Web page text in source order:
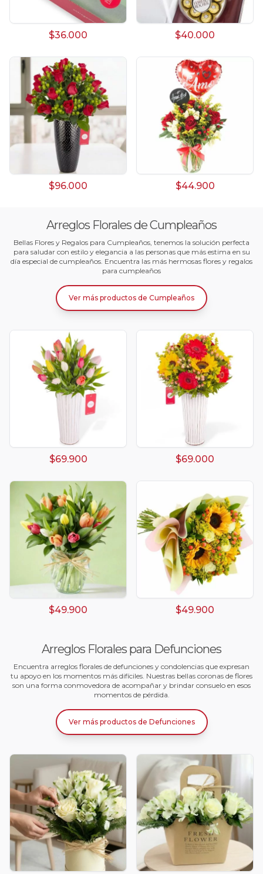
$36.000 $40.000
$96.000 $44.900
Arreglos Florales de Cumpleaños
Bellas Flores y Regalos para Cumpleaños, tenemos la solución perfecta
para saludar con estilo y elegancia a las personas que más estima en su
día especial de cumpleaños. Encuentra las más hermosas flores y regalos
para cumpleaños
Ver más productos de Cumpleaños
$69.900 $69.000
$49.900 $49.900
Arreglos Florales para Defunciones
Encuentra arreglos florales de defunciones y condolencias que expresan
tu apoyo en los momentos más difíciles. Nuestras bellas coronas de flores
son una forma conmovedora de acompañar y brindar consuelo en esos
momentos de pérdida.
Ver más productos de Defunciones